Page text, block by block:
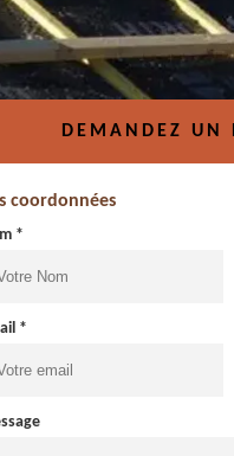
DEMANDEZ UN
coordonnées
*
*